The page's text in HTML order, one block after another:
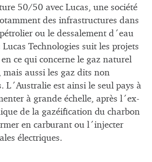
50/50 avec Lucas, une société
des infrastructures dans
ou le dessalement d´eau
Technologies suit les projets
ce qui concerne le gaz naturel
aussi les gaz dits non
L´Australie est ainsi le seul pays à
à grande échelle, après l´ex-
de la gazéification du charbon
en carburant ou l´injecter
électriques.